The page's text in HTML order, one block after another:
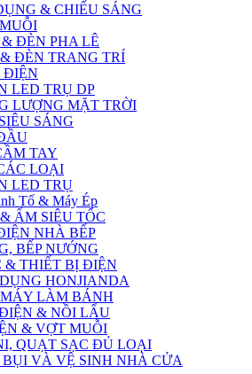
& CHIẾU SÁNG
ĐÈN PHA LÊ
ĐÈN TRANG TRÍ
ĐIỆN
LED TRỤ DP
LƯỢNG MẶT TRỜI
SÁNG
TAY
LOẠI
LED TRỤ
Tố & Máy Ép
ẤM SIÊU TỐC
NHÀ BẾP
BẾP NƯỚNG
& THIẾT BỊ ĐIỆN
HONJIANDA
LÀM BÁNH
& NỒI LẨU
& VỢT MUỖI
QUẠT SẠC ĐỦ LOẠI
VÀ VỆ SINH NHÀ CỬA